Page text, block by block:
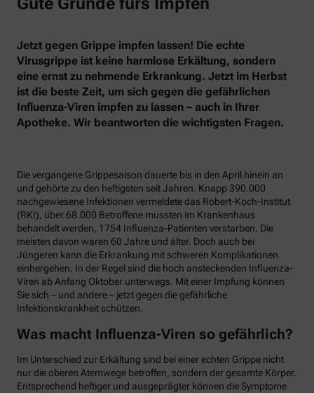
Jetzt gegen Grippe impfen lassen! Die echte
Virusgrippe ist keine harmlose Erkältung, sondern
eine ernst zu nehmende Erkrankung. Jetzt im Herbst
ist die beste Zeit, um sich gegen die gefährlichen
Influenza-Viren impfen zu lassen – auch in Ihrer
Apotheke. Wir beantworten die wichtigsten Fragen.
Die vergangene Grippesaison dauerte bis in den April hinein an
und gehörte zu den heftigsten seit Jahren. Knapp 390.000
nachgewiesene Infektionen vermeldete das Robert-Koch-Institut
(RKI), über 68.000 Betroffene mussten im Krankenhaus
behandelt werden, 1754 Influenza-Patienten verstarben. Die
meisten davon waren 60 Jahre und älter. Doch auch bei
Jüngeren kann die Erkrankung mit schweren Komplikationen
einhergehen. In der Regel sind die hoch ansteckenden Influenza-
Viren ab Anfang Oktober unterwegs. Mit einer Impfung können
Sie sich – und andere – jetzt gegen die gefährliche
Infektionskrankheit schützen.
Was macht Influenza-Viren so gefährlich?
Im Unterschied zur Erkältung sind bei einer echten Grippe nicht
nur die oberen Atemwege betroffen, sondern der gesamte Körper.
Entsprechend heftiger und ausgeprägter können die Symptome